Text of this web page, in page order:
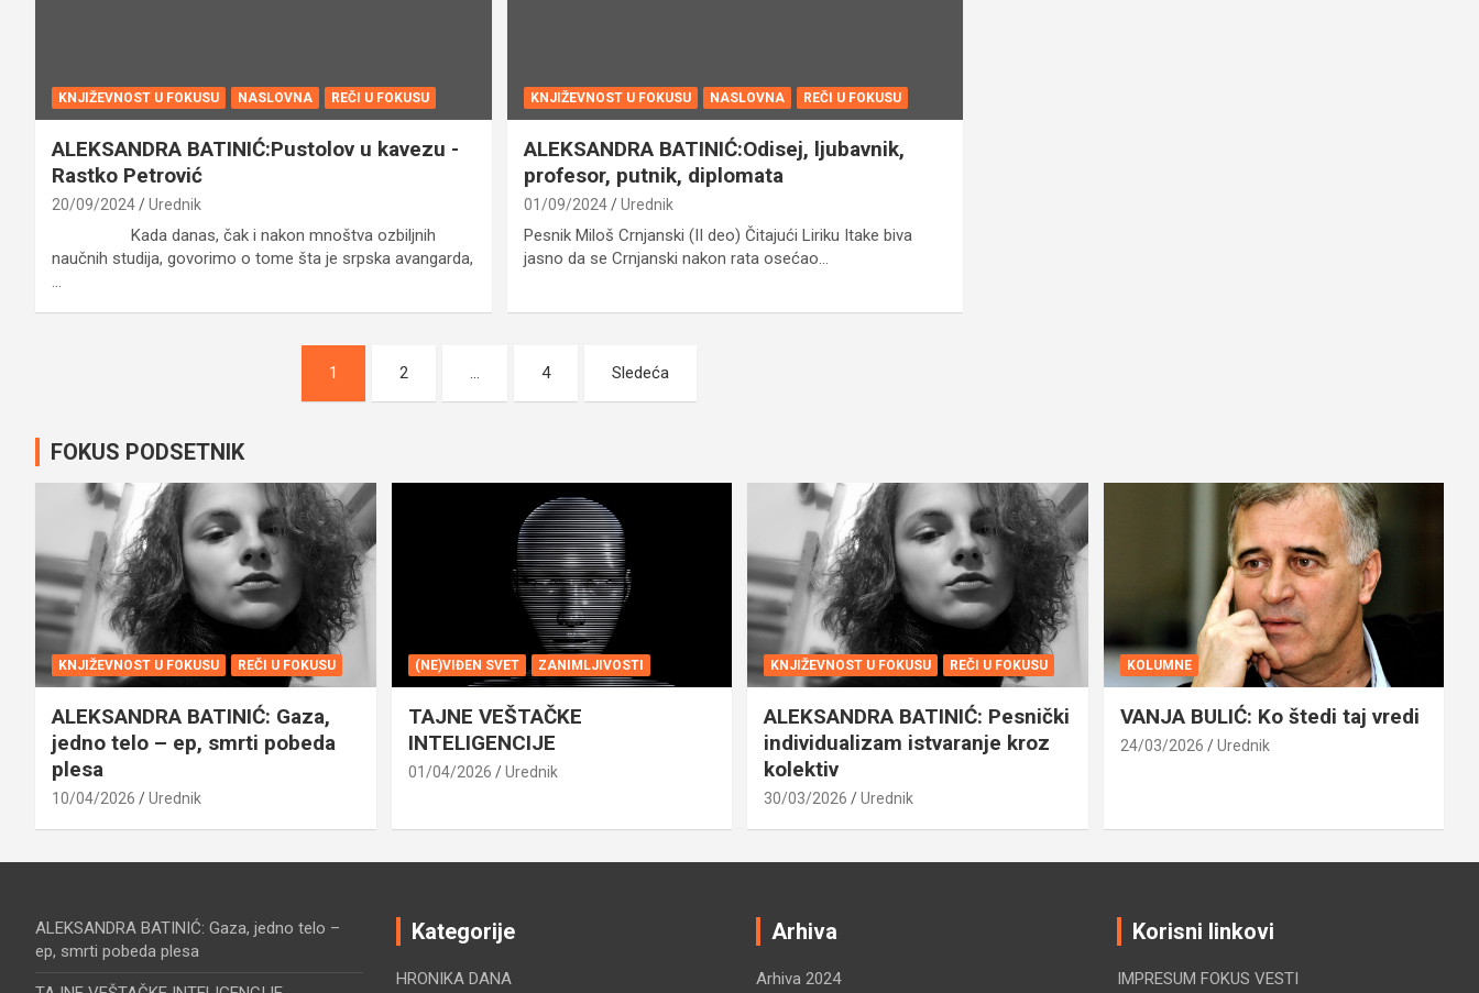
KNJIŽEVNOST U FOKUSU NASLOVNA REČI U FOKUSU
ALEKSANDRA BATINIĆ:Pustolov u kavezu -
Rastko Petrović
20/09/2024 Urednik
Kada danas, čak i nakon mnoštva ozbiljnih
naučnih studija, govorimo o tome šta je srpska avangarda,
…
KNJIŽEVNOST U FOKUSU NASLOVNA REČI U FOKUSU
ALEKSANDRA BATINIĆ:Odisej, ljubavnik,
profesor, putnik, diplomata
01/09/2024 Urednik
Pesnik Miloš Crnjanski (II deo) Čitajući Liriku Itake biva
jasno da se Crnjanski nakon rata osećao…
1 2 … 4 Sledeća
FOKUS PODSETNIK
KNJIŽEVNOST U FOKUSU REČI U FOKUSU
ALEKSANDRA BATINIĆ: Gaza,
jedno telo – ep, smrti pobeda
plesa
10/04/2026 Urednik
(NE)VIĐEN SVET ZANIMLJIVOSTI
TAJNE VEŠTAČKE
INTELIGENCIJE
01/04/2026 Urednik
KNJIŽEVNOST U FOKUSU REČI U FOKUSU
ALEKSANDRA BATINIĆ: Pesnički
individualizam istvaranje kroz
kolektiv
30/03/2026 Urednik
KOLUMNE
VANJA BULIĆ: Ko štedi taj vredi
24/03/2026 Urednik
ALEKSANDRA BATINIĆ: Gaza, jedno telo –
ep, smrti pobeda plesa
Kategorije
HRONIKA DANA
Arhiva
Arhiva 2024
Korisni linkovi
IMPRESUM FOKUS VESTI